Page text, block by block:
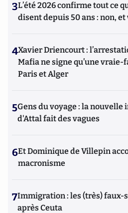
3L’été 2026 confirme tout ce
disent depuis 50 ans : non,
4Xavier Driencourt :
Mafia ne signe qu’une
Paris et Alger
5Gens du voyage : la
d'Attal fait des vagues
6Et Dominique de Villepin
macronisme
7Immigration : les (très) faux-
après Ceuta